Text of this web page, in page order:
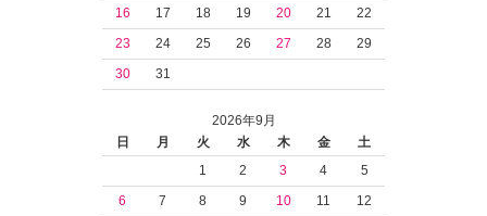
16
17 18 19 20 21
22
23
24 25 26 27 28
29
30
31
2026年9月
日
月 火 水 木 金
土
1
2 3 4
5
6
7 8 9 10 11
12